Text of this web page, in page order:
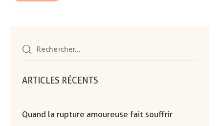
ARTICLES RÉCENTS
Quand la rupture amoureuse fait souffrir